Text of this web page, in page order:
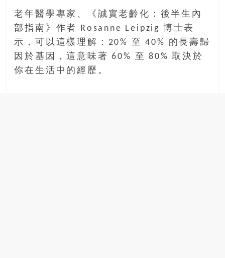
老年醫學專家、《誠實老齡化：後半生內
部指南》作者 Rosanne Leipzig 博士表
示，可以這樣理解：20% 至 40% 的長壽歸
因於基因，這意味著 60% 至 80% 取決於
你在生活中的經歷。